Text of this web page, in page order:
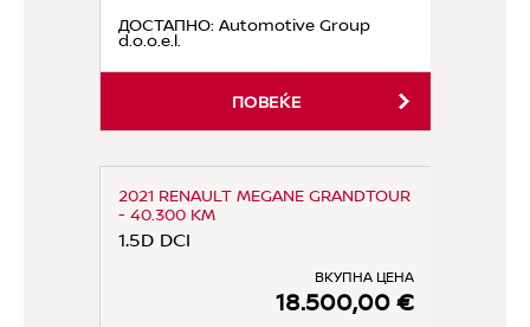
ДОСТАПНО: Automotive Group
d.o.o.e.l.
ПОВЕЌЕ
2021 RENAULT MEGANE GRANDTOUR
- 40.300 KM
1.5D DCI
ВКУПНА ЦЕНА
18.500,00 €